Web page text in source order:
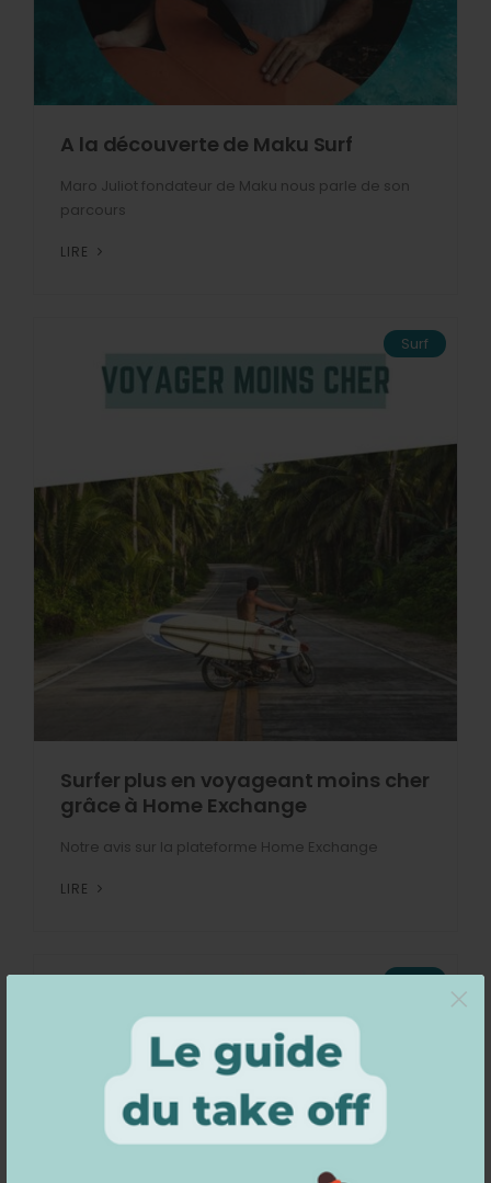
×
A la découverte de Maku Surf
Maro Juliot fondateur de Maku nous parle de son
parcours
LIRE
Surf
Surfer plus en voyageant moins cher
grâce à Home Exchange
Notre avis sur la plateforme Home Exchange
LIRE
Surf